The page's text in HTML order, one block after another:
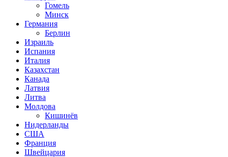
Гомель
Минск
Германия
Берлин
Израиль
Испания
Италия
Казахстан
Канада
Латвия
Литва
Молдова
Кишинёв
Нидерланды
США
Франция
Швейцария